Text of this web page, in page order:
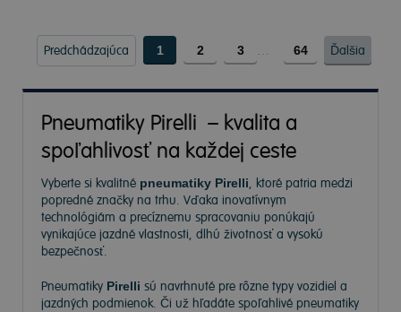
Predchádzajúca 1 2 3 … 64 Ďalšia
Pneumatiky Pirelli – kvalita a
spoľahlivosť na každej ceste
Vyberte si kvalitné pneumatiky Pirelli, ktoré patria medzi
popredné značky na trhu. Vďaka inovatívnym
technológiám a precíznemu spracovaniu ponúkajú
vynikajúce jazdné vlastnosti, dlhú životnosť a vysokú
bezpečnosť.
Pneumatiky Pirelli sú navrhnuté pre rôzne typy vozidiel a
jazdných podmienok. Či už hľadáte spoľahlivé pneumatiky